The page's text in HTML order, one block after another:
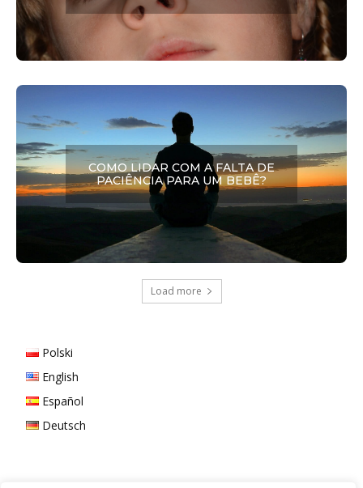
COMO LIDAR COM A FALTA DE
PACIÊNCIA PARA UM BEBÊ?
Load more
Polski
English
Español
Deutsch